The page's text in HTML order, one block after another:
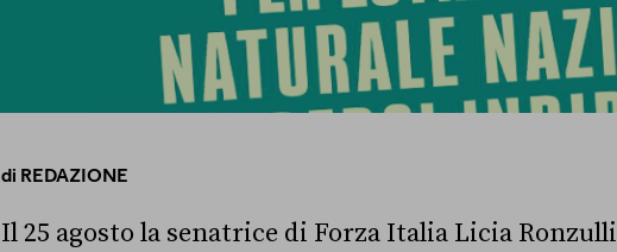
di REDAZIONE
Il 25 agosto la senatrice di Forza Italia Licia Ronzulli